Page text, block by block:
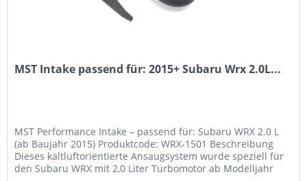
MST Intake passend für: 2015+ Subaru Wrx 2.0L...
MST Performance Intake – passend für: Subaru WRX 2.0 L
(ab Baujahr 2015) Produktcode: WRX-1501 Beschreibung
Dieses kaltluftorientierte Ansaugsystem wurde speziell für
den Subaru WRX mit 2,0 Liter Turbomotor ab Modelljahr